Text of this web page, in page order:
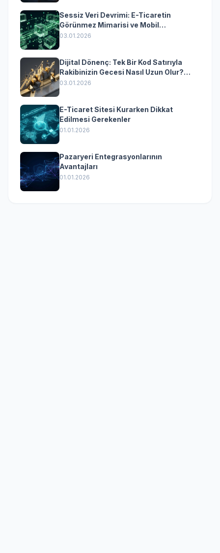
Sessiz Veri Devrimi: E-Ticaretin
Görünmez Mimarisi ve Mobil
Dönüşümün Kurumsal Anahtarı
03.01.2026
Dijital Dönenç: Tek Bir Kod Satırıyla
Rakibinizin Gecesi Nasıl Uzun Olur?
(Kurumsal Yazılımın Güçlü Rolü)
03.01.2026
E-Ticaret Sitesi Kurarken Dikkat
Edilmesi Gerekenler
01.01.2026
Pazaryeri Entegrasyonlarının
Avantajları
01.01.2026